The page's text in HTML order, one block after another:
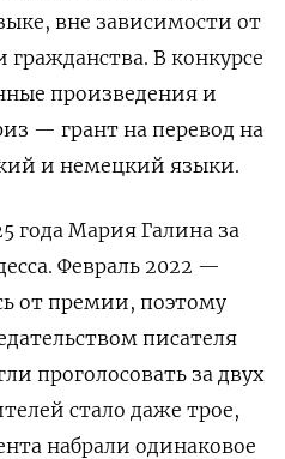
вне зависимости от
В конкурсе
произведения и
— грант на перевод на
и немецкий языки.
года Мария Галина за
Февраль 2022 —
от премии, поэтому
писателя
проголосовать за двух
стало даже трое,
набрали одинаковое